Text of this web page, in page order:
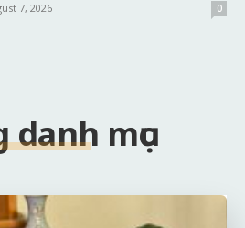
7, 2026 0
danh mục